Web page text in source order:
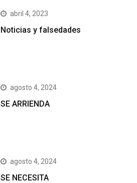
abril 4, 2023
Noticias y falsedades
agosto 4, 2024
SE ARRIENDA
agosto 4, 2024
SE NECESITA